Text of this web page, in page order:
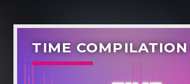
TIME COMPILATION